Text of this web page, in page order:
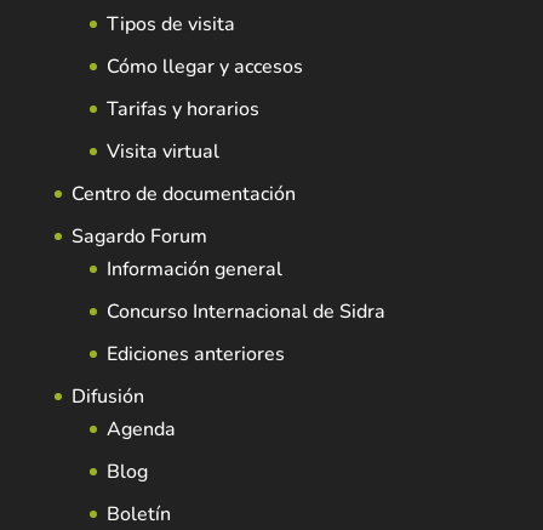
Tipos de visita
Cómo llegar y accesos
Tarifas y horarios
Visita virtual
Centro de documentación
Sagardo Forum
Información general
Concurso Internacional de Sidra
Ediciones anteriores
Difusión
Agenda
Blog
Boletín